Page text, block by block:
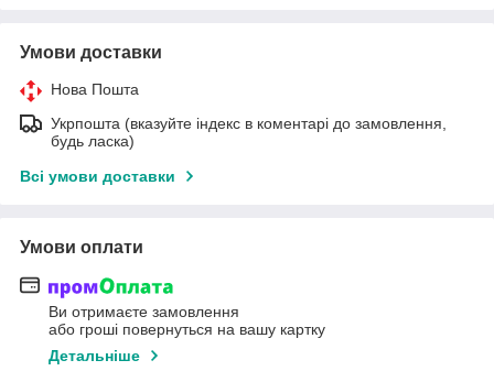
Умови доставки
Нова Пошта
Укрпошта (вказуйте індекс в коментарі до замовлення,
будь ласка)
Всі умови доставки
Умови оплати
Ви отримаєте замовлення
або гроші повернуться на вашу картку
Детальніше